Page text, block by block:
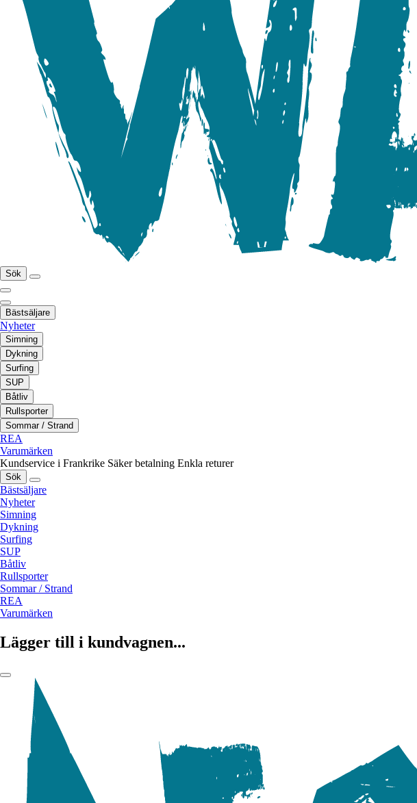
Sök
Bästsäljare
Nyheter
Simning
Dykning
Surfing
SUP
Båtliv
Rullsporter
Sommar / Strand
REA
Varumärken
Kundservice i Frankrike Säker betalning Enkla returer
Sök
Bästsäljare
Nyheter
Simning
Dykning
Surfing
SUP
Båtliv
Rullsporter
Sommar / Strand
REA
Varumärken
Lägger till i kundvagnen...